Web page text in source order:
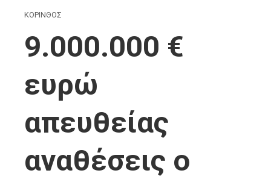
ΚΟΡΙΝΘΟΣ
9.000.000 €
ευρώ
απευθείας
αναθέσεις ο